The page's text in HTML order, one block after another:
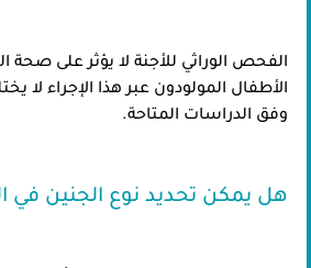
الفحص الوراثي للأجنة لا يؤثر على صحة
الأطفال المولودون عبر هذا الإجراء لا
وفق الدراسات المتاحة.
هل يمكن تحديد نوع الجنين في